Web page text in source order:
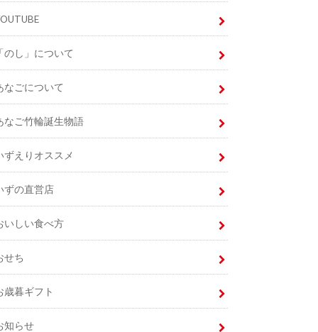
のし」について
なごについて
なご竹輪誕生物語
ずえりオススメ
ずの直営店
いしい食べ方
せち
歳暮ギフト
知らせ